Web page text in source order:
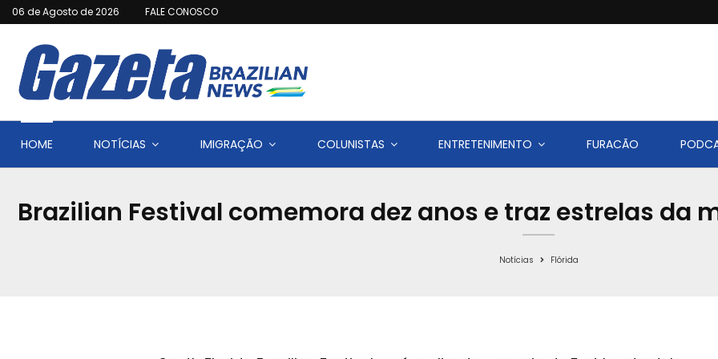
06 de Agosto de 2026 FALE CONOSCO
HOME NOTÍCIAS IMIGRAÇÃO COLUNISTAS ENTRETENIMENTO FURACÃO
Brazilian Festival comemora dez anos e traz estrelas da
Notícias Flórida